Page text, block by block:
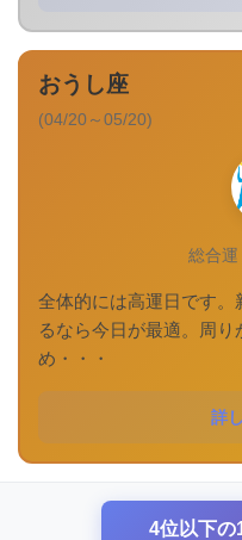
おうし座
(04/20～05/20)
総合運
全体的には高運日です
るなら今日が最適。周
め・・・
詳
4位以下の